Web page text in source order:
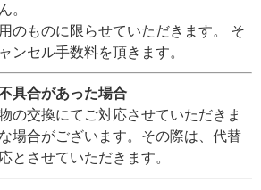
。
のものに限らせていただきます。 そ
ンセル手数料を頂きます。
具合があった場合
の交換にてご対応させていただきま
場合がございます。その際は、代替
とさせていただきます。